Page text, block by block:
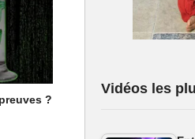
?
Vidéos les